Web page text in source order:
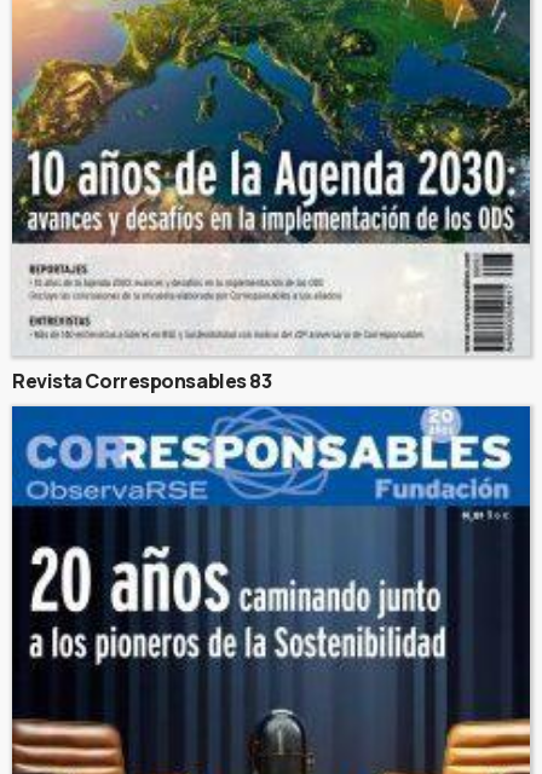
Revista Corresponsables 83